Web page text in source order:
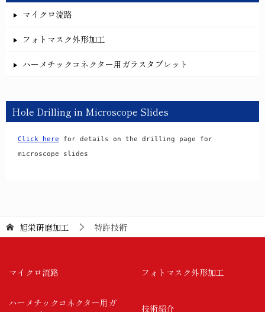
マイクロ流路
フォトマスク外形加工
ハーメチックコネクター用ガラスタブレット
Hole Drilling in Microscope Slides
Click here for details on the drilling page for
microscope slides
旭栄研磨加工 特許技術
マイクロ流路 フォトマスク外形加工
ハーメチックコネクター用ガ
技術紹介